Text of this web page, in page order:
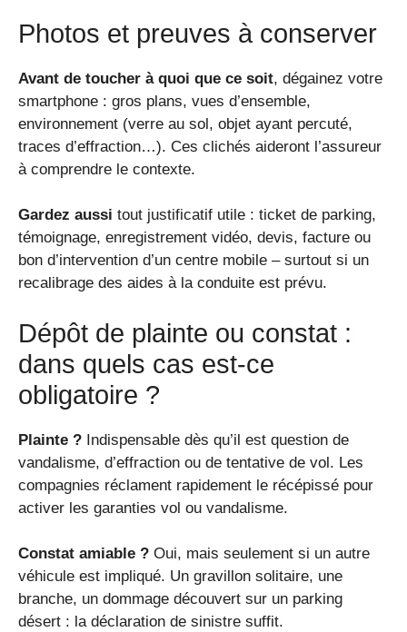
Photos et preuves à conserver
Avant de toucher à quoi que ce soit, dégainez votre
smartphone : gros plans, vues d’ensemble,
environnement (verre au sol, objet ayant percuté,
traces d’effraction…). Ces clichés aideront l’assureur
à comprendre le contexte.
Gardez aussi tout justificatif utile : ticket de parking,
témoignage, enregistrement vidéo, devis, facture ou
bon d’intervention d’un centre mobile – surtout si un
recalibrage des aides à la conduite est prévu.
Dépôt de plainte ou constat :
dans quels cas est-ce
obligatoire ?
Plainte ? Indispensable dès qu’il est question de
vandalisme, d’effraction ou de tentative de vol. Les
compagnies réclament rapidement le récépissé pour
activer les garanties vol ou vandalisme.
Constat amiable ? Oui, mais seulement si un autre
véhicule est impliqué. Un gravillon solitaire, une
branche, un dommage découvert sur un parking
désert : la déclaration de sinistre suffit.